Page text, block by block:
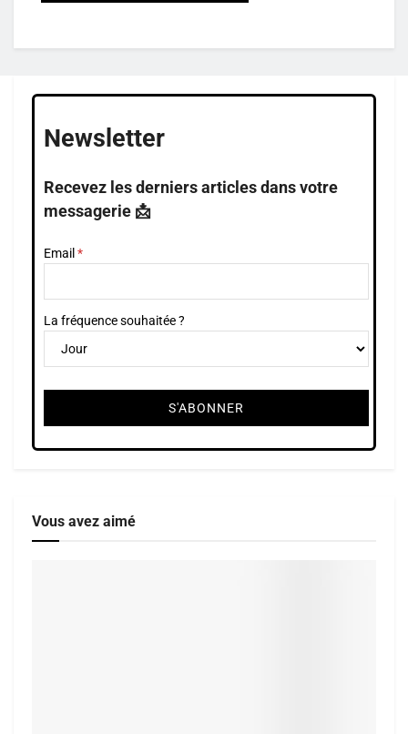
Newsletter
Recevez les derniers articles dans votre
messagerie 📩
Email
La fréquence souhaitée ?
Vous avez aimé